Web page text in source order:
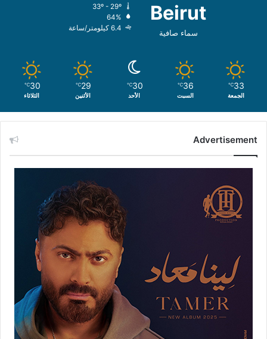
Beirut
سماء صافية
64%
6.4 كيلومتر/ساعة
33
℃
الجمعة
36
℃
السبت
30
℃
الأحد
29
℃
الأثنين
30
℃
الثلاثاء
Advertisement